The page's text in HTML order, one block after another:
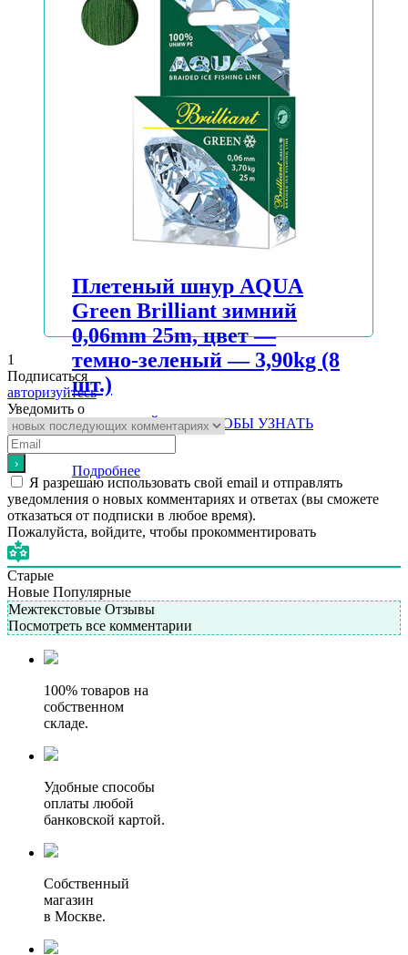
АВТОРИЗУЙТЕСЬ, ЧТОБЫ УЗНАТЬ
ЦЕНУ
Плетеный шнур AQUA
Green Brilliant зимний
0,06mm 25m, цвет —
темно-зеленый — 3,90kg (8
шт.)
АВТОРИЗУЙТЕСЬ, ЧТОБЫ УЗНАТЬ
ЦЕНУ
Подробнее
1
Подписаться
авторизуйтесь
Уведомить о
Я разрешаю использовать свой email и отправлять
уведомления о новых комментариях и ответах (вы cможете
отказаться от подписки в любое время).
Пожалуйста, войдите, чтобы прокомментировать
Старые
Новые Популярные
Межтекстовые Отзывы
Посмотреть все комментарии
100% товаров на
собственном
складе.
Удобные способы
оплаты любой
банковской картой.
Собственный
магазин
в Москве.